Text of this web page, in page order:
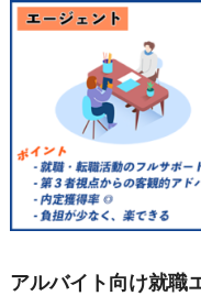
アルバイト向け就職